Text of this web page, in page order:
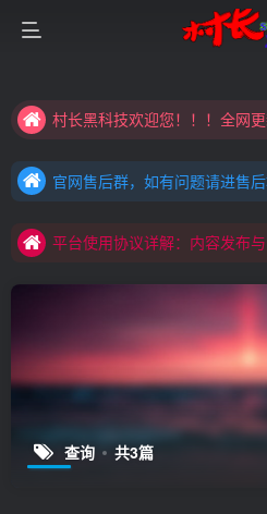
官网售后群，如有问题请进售
平台使用协议详解：内容发布
查询 共3篇